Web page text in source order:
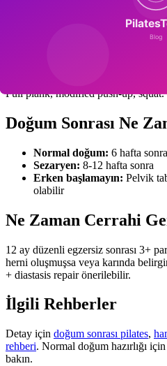
Hafta 5-8 (Güçlendirme)
Modified plank, clamshell, bridge.
Full plank, modified push-up,
Doğum Sonrası Ne
Normal doğum: 6 hafta
Sezaryen: 8-12 hafta sonra
Erken başlamayın: Pelvik
olabilir
Ne Zaman Cerrahi
12 ay düzenli egzersiz sonrası 3+
herni oluşmuşsa veya karında
+ diastasis repair önerilebilir.
İlgili Rehberler
Detay için doğum sonrası pilates,
rehberi. Normal doğum hazırlığı için
bakın.